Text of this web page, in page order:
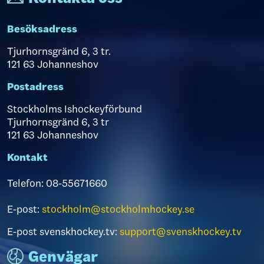
Besöksadress
Tjurhornsgränd 6, 3 tr.
121 63 Johanneshov
Postadress
Stockholms Ishockeyförbund
Tjurhornsgränd 6, 3 tr
121 63 Johanneshov
Kontakt
Telefon: 08-55671660
E-post: stockholm@stockholmhockey.se
E-post svenskhockey.tv: support@svenskhockey.tv
Genvägar